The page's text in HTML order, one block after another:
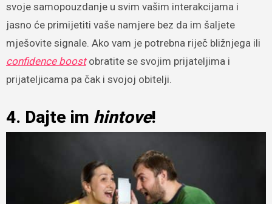
svoje samopouzdanje u svim vašim interakcijama i
jasno će primijetiti vaše namjere bez da im šaljete
mješovite signale. Ako vam je potrebna riječ bližnjega ili
confidence boostobratite se svojim prijateljima i
prijateljicama pa čak i svojoj obitelji.
4. Dajte im hintove!